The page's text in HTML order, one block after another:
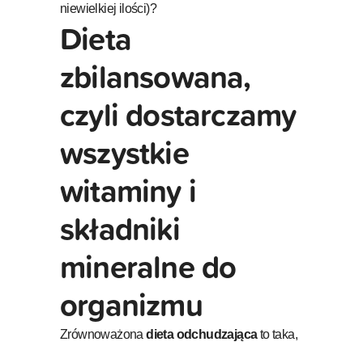
niewielkiej ilości)?
Dieta
zbilansowana,
czyli dostarczamy
wszystkie
witaminy i
składniki
mineralne do
organizmu
Zrównoważonadieta odchudzającato taka,